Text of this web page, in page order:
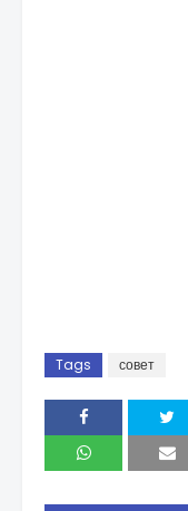
Tags совет